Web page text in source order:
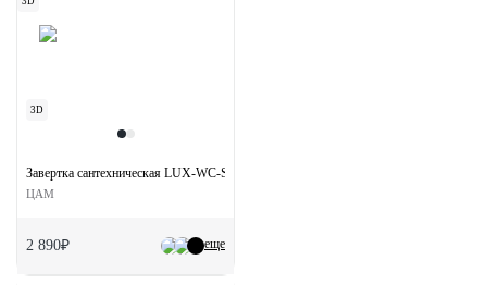
3D
еще
Завертка сантехническая LUX-WC-S5 CSA на квадратной розетке цвет матовый
ЦАМ
2 890₽